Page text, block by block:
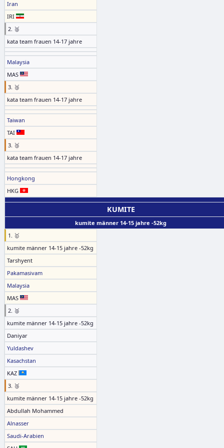
Iran
IRI
2. 🥈
kata team frauen 14-17 jahre
Malaysia
MAS
3. 🥉
kata team frauen 14-17 jahre
Taiwan
TAI
3. 🥉
kata team frauen 14-17 jahre
Hongkong
HKG
KUMITE
kumite männer 14-15 jahre -52kg
1. 🥇
kumite männer 14-15 jahre -52kg
Tarshyent
Pakamasivam
Malaysia
MAS
2. 🥈
kumite männer 14-15 jahre -52kg
Daniyar
Yuldashev
Kasachstan
KAZ
3. 🥉
kumite männer 14-15 jahre -52kg
Abdullah Mohammed
Alnasser
Saudi-Arabien